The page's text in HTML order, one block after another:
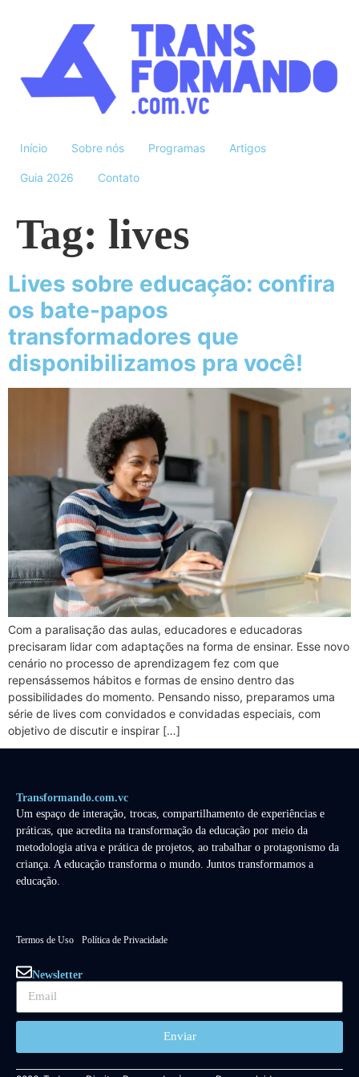
Início Sobre nós Programas Artigos
Guia 2026 Contato
Tag: lives
Lives sobre educação: confira
os bate-papos
transformadores que
disponibilizamos pra você!
Com a paralisação das aulas, educadores e educadoras
precisaram lidar com adaptações na forma de ensinar. Esse novo
cenário no processo de aprendizagem fez com que
repensássemos hábitos e formas de ensino dentro das
possibilidades do momento. Pensando nisso, preparamos uma
série de lives com convidados e convidadas especiais, com
objetivo de discutir e inspirar […]
Transformando.com.vc
Um espaço de interação, trocas, compartilhamento de experiências e
práticas, que acredita na transformação da educação por meio da
metodologia ativa e prática de projetos, ao trabalhar o protagonismo da
criança. A educação transforma o mundo. Juntos transformamos a
educação.
Termos de Uso Política de Privacidade
Newsletter
Enviar